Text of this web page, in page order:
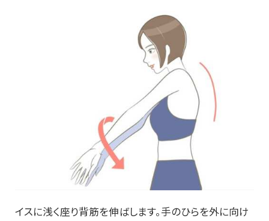
イスに浅く座り背筋を伸ばします。手のひらを外に向け